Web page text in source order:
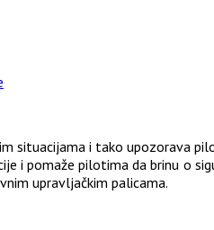
situacijama i tako upozorava
i pomaže pilotima da brinu o
upravljačkim palicama.